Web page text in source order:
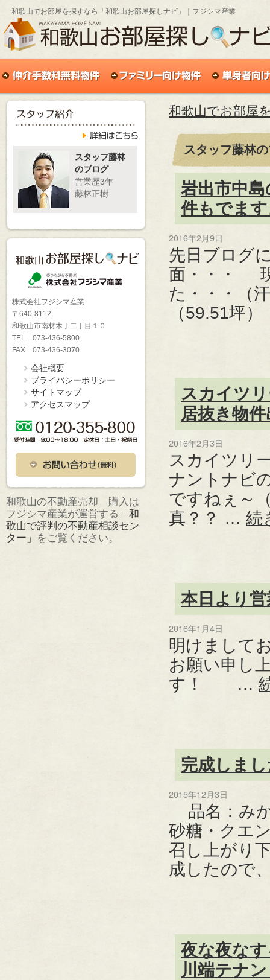
和歌山でお部屋を探すなら「和歌山お部屋探しナビ」｜フジシマ産業
和歌山でお部屋
スタッフ藤林
岩出市中
件もでま
2016年2月9日
先日ブログ
面・・・ 現
た・・・
（59.51坪
スカイツ
居抜き物
2016年2月3日
スカイツリ
ナントナビ
ですねぇ～
真？？ … 続
本日より
2016年1月4日
明けまして
お願い申し
す！ …
完成しま
2015年12月3日
品名：み
砂糖・クエ
召し上がり
成したので
夜な夜な
川端テナ
スタッフ藤林
のブログ
営業歴3年
藤林正樹
株式会社フジシマ産業
〒640-8112
和歌山市南材木丁二丁目１０
TEL 073-436-5800
FAX 073-436-3070
会社概要
プライバシーポリシー
サイトマップ
アクセスマップ
和歌山の不動産売却 購入は
フジシマ産業が運営する
「和
歌山で評判の不動産相談セン
ター」
をご覧ください。